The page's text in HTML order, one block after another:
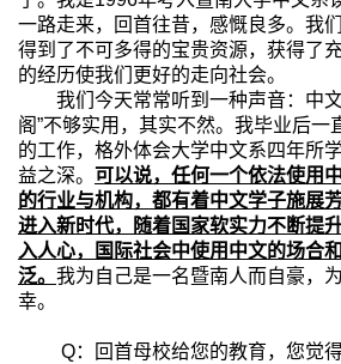
一路走来，回首往昔，感慨良多。我
得到了不可多得的宝贵资源，获得了
的经历使我们更好的走向社会。
我们今天常常听到一种声音：中
阁”不够实用，其实不然。我毕业后一
的工作，格外体会大学中文系四年所
益之深。 可以说，任何一个依法使用
的行业与机构，都有着中文学子施展
进入新时代，随着国家软实力不断提
入人心，国际社会中使用中文的场合
泛。 我为自己是一名暨南人而自豪，
幸。
Q：回首母校给您的教育，您觉